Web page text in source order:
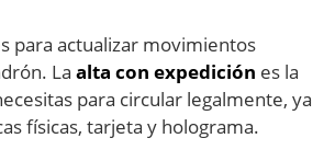
para actualizar movimientos
La alta con expedición es la
para circular legalmente, ya
físicas, tarjeta y holograma.